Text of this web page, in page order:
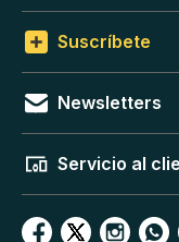
Suscríbete
Newsletters
Servicio al